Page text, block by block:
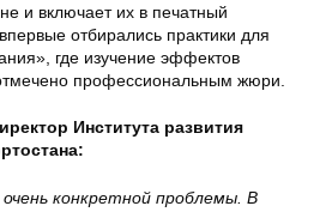
и включает их в печатный
отбирались практики для
где изучение эффектов
профессиональным жюри.
Института развития
конкретной проблемы. В